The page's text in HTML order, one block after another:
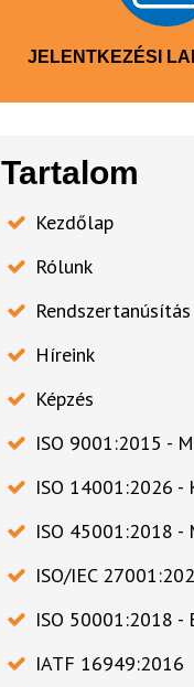
JELENTKEZÉSI
Tartalom
Kezdőlap
Rólunk
Rendszertanúsítás
Híreink
Képzés
ISO 9001:2015 -
ISO 14001:2026 -
ISO 45001:2018 -
ISO/IEC
ISO 50001:2018 -
IATF 16949:2016